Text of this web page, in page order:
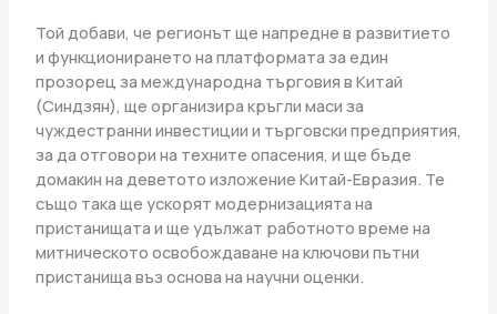
Той добави, че регионът ще напредне в развитието
и функционирането на платформата за един
прозорец за международна търговия в Китай
(Синдзян), ще организира кръгли маси за
чуждестранни инвестиции и търговски предприятия,
за да отговори на техните опасения, и ще бъде
домакин на деветото изложение Китай-Евразия. Те
също така ще ускорят модернизацията на
пристанищата и ще удължат работното време на
митническото освобождаване на ключови пътни
пристанища въз основа на научни оценки.